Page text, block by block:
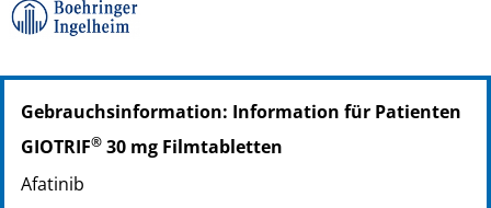
PZN: 02482546
PPN: 110248254684
NTIN: 04150024825465
Gebrauchsinformation: Information für Patienten
GIOTRIF® 30 mg Filmtabletten
Afatinib